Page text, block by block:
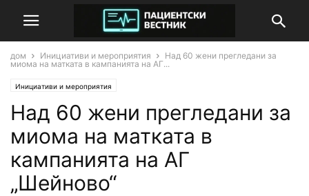
дом Инициативи и мероприятия
Над 60 жени прегледани за
миома на матката в кампанията на АГ...
Инициативи и мероприятия
Над 60 жени прегледани за
миома на матката в
кампанията на АГ
„Шейново“